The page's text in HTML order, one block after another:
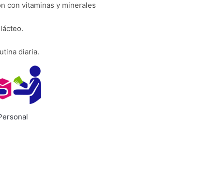
con vitaminas y minerales
diaria.